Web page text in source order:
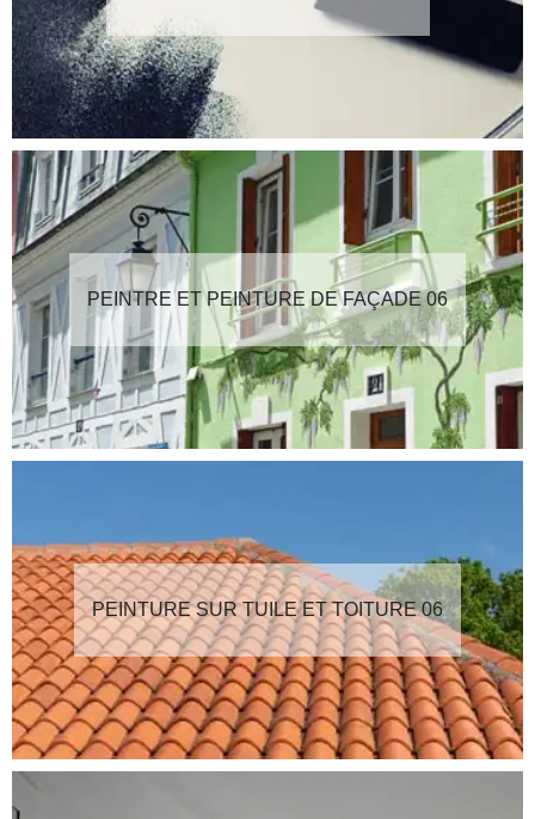
PEINTRE ET PEINTURE DE FAÇADE 06
PEINTURE SUR TUILE ET TOITURE 06